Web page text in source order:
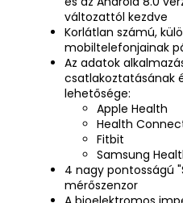
változattól kezdve
Korlátlan számú,
mobiltelefonjainak
Az adatok
csatlakoztatásának
lehetősége:
Apple Health
Health
Fitbit
Samsung
4 nagy pontosságú
mérőszenzor